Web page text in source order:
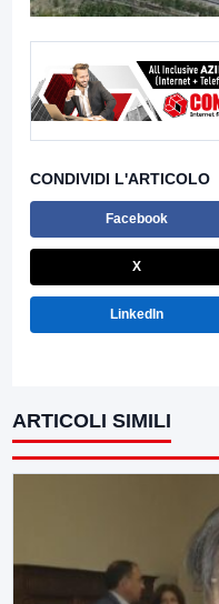
CONDIVIDI L'ARTICOLO
Facebook
X
LinkedIn
ARTICOLI SIMILI